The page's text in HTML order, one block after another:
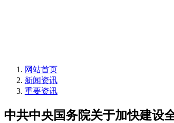
网站首页
新闻资讯
重要资讯
中共中央国务院关于加快建设